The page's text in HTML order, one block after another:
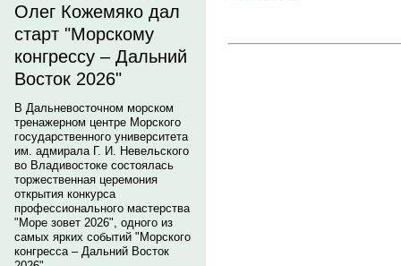
Олег Кожемяко дал
старт "Морскому
конгрессу – Дальний
Восток 2026"
В Дальневосточном морском
тренажерном центре Морского
государственного университета
им. адмирала Г. И. Невельского
во Владивостоке состоялась
торжественная церемония
открытия конкурса
профессионального мастерства
"Море зовет 2026", одного из
самых ярких событий "Морского
конгресса – Дальний Восток